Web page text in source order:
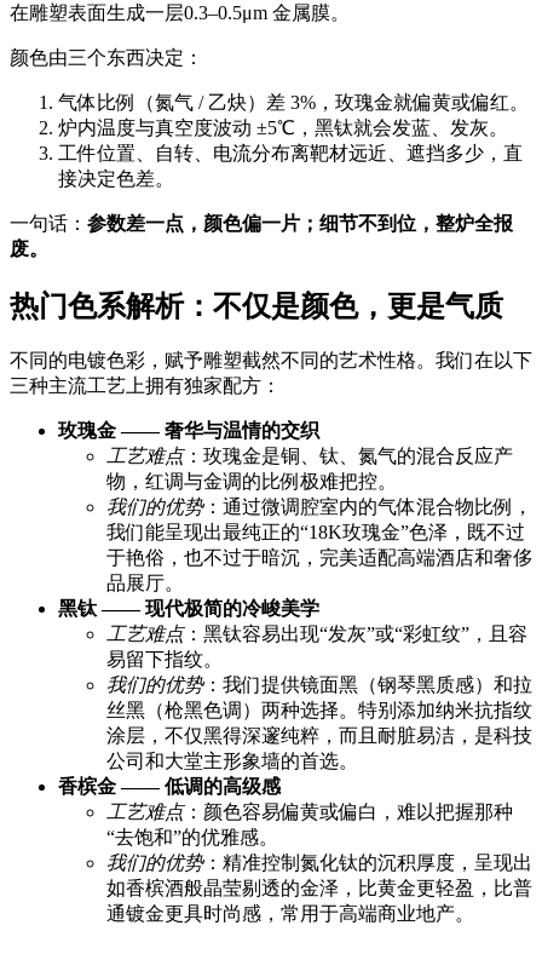
在雕塑表面生成一层0.3–0.5μm 金属膜。
颜色由三个东西决定：
气体比例（氮气 / 乙炔）差 3%，玫瑰金就偏黄或偏红。
炉内温度与真空度波动 ±5℃，黑钛就会发蓝、发灰。
工件位置、自转、电流分布离靶材远近、遮挡多少，直
接决定色差。
一句话： 参数差一点，颜色偏一片；细节不到位，整炉全报
废。
热门色系解析：不仅是颜色，更是气质
不同的电镀色彩，赋予雕塑截然不同的艺术性格。我们在以下
三种主流工艺上拥有独家配方：
玫瑰金 —— 奢华与温情的交织
工艺难点：玫瑰金是铜、钛、氮气的混合反应产
物，红调与金调的比例极难把控。
我们的优势：通过微调腔室内的气体混合物比例，
我们能呈现出最纯正的“18K玫瑰金”色泽，既不过
于艳俗，也不过于暗沉，完美适配高端酒店和奢侈
品展厅。
黑钛 —— 现代极简的冷峻美学
工艺难点：黑钛容易出现“发灰”或“彩虹纹”，且容
易留下指纹。
我们的优势：我们提供镜面黑（钢琴黑质感）和拉
丝黑（枪黑色调）两种选择。特别添加纳米抗指纹
涂层，不仅黑得深邃纯粹，而且耐脏易洁，是科技
公司和大堂主形象墙的首选。
香槟金 —— 低调的高级感
工艺难点：颜色容易偏黄或偏白，难以把握那种
“去饱和”的优雅感。
我们的优势：精准控制氮化钛的沉积厚度，呈现出
如香槟酒般晶莹剔透的金泽，比黄金更轻盈，比普
通镀金更具时尚感，常用于高端商业地产。